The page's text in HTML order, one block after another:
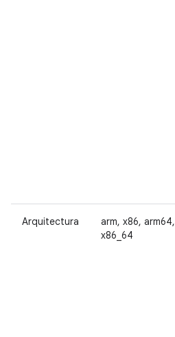
Arquitectura
arm, x86, arm64,
x86_64